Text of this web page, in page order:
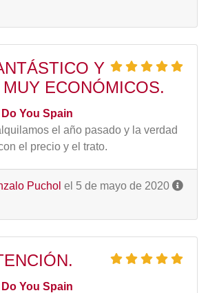
Y
ECONÓMICOS.
Do You Spain
el año pasado y la verdad
el precio y el trato.
Puchol el 5 de mayo de 2020
Do You Spain